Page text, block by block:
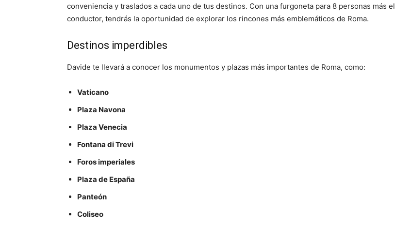
conveniencia y traslados a cada uno de tus destinos. Con una furgoneta para 8 personas más el
conductor, tendrás la oportunidad de explorar los rincones más emblemáticos de Roma.
Destinos imperdibles
Davide te llevará a conocer los monumentos y plazas más importantes de Roma, como:
Vaticano
Plaza Navona
Plaza Venecia
Fontana di Trevi
Foros imperiales
Plaza de España
Panteón
Coliseo